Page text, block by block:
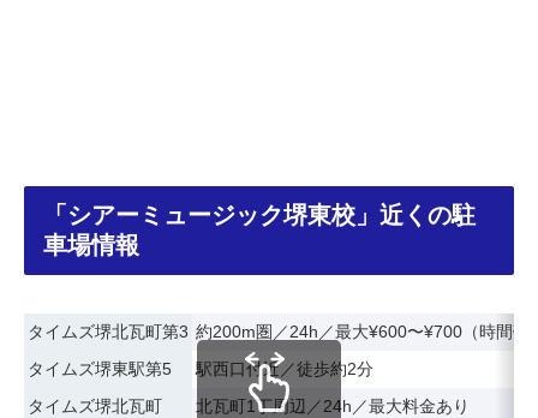
「シアーミュージック堺東校」近くの駐
車場情報
タイムズ堺北瓦町第3 約200m圏／24h／最大¥600〜¥700（時間帯
タイムズ堺東駅第5
駅西口付近／徒歩約2分
タイムズ堺北瓦町
北瓦町1丁周辺／24h／最大料金あり